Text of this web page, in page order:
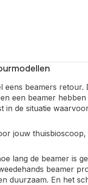
beamers retour.
een beamer
in de situatie
jouw
lang de beamer is
beamer
duurzaam. En het